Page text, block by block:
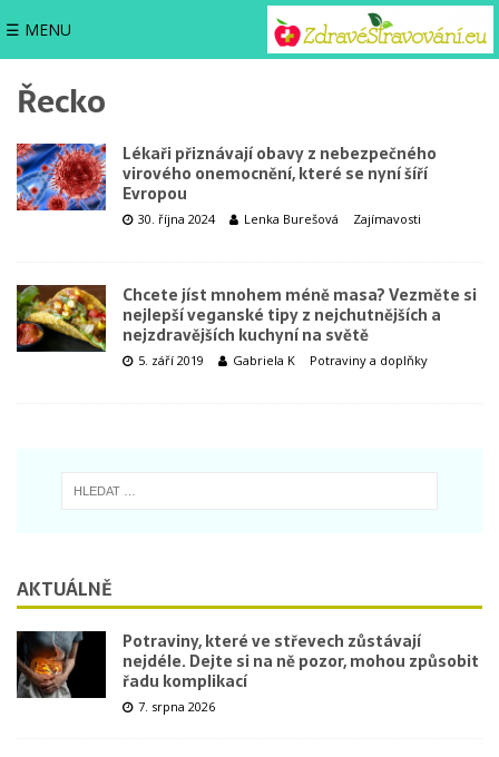
☰ MENU
Řecko
Lékaři přiznávají obavy z nebezpečného
virového onemocnění, které se nyní šíří
Evropou
30. října 2024 Lenka Burešová Zajímavosti
Chcete jíst mnohem méně masa? Vezměte si
nejlepší veganské tipy z nejchutnějších a
nejzdravějších kuchyní na světě
5. září 2019 Gabriela K Potraviny a doplňky
AKTUÁLNĚ
Potraviny, které ve střevech zůstávají
nejdéle. Dejte si na ně pozor, mohou způsobit
řadu komplikací
7. srpna 2026